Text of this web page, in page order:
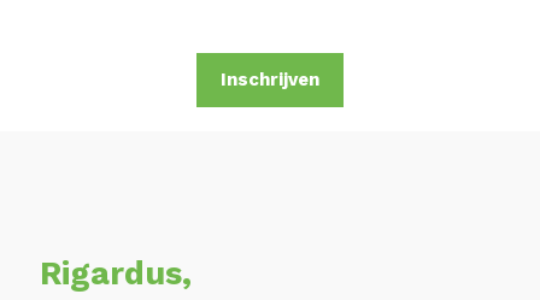
Inschrijven
Rigardus,